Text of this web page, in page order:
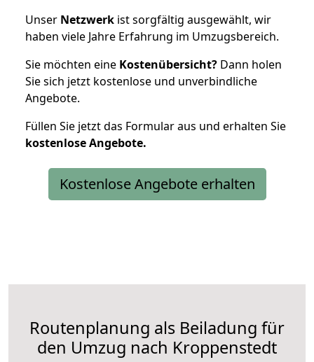
Unser Netzwerk ist sorgfältig ausgewählt, wir
haben viele Jahre Erfahrung im Umzugsbereich.
Sie möchten eine Kostenübersicht? Dann holen
Sie sich jetzt kostenlose und unverbindliche
Angebote.
Füllen Sie jetzt das Formular aus und erhalten Sie
kostenloseAngebote.
Kostenlose Angebote erhalten
Routenplanung als Beiladung für
den Umzug nach Kroppenstedt